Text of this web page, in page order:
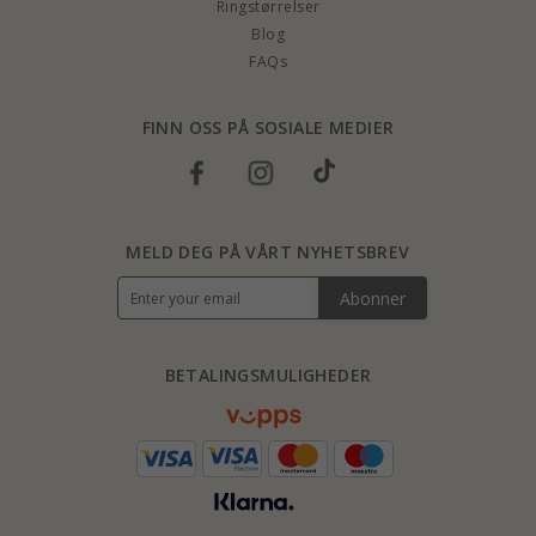
Ringstørrelser
Blog
FAQs
FINN OSS PÅ SOSIALE MEDIER
BETALINGSMULIGHEDER
MELD DEG PÅ VÅRT NYHETSBREV
Abonner